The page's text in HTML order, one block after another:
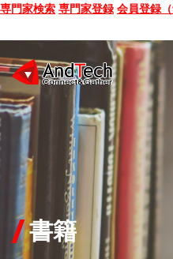
専門家検索 専門家登録 会員登録（
SEMINAR
BOOK
CONSULTING
SERVICE
COMPANY
書籍